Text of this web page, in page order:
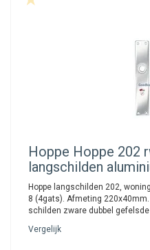
Hoppe Hoppe 202
langschilden
Hoppe langschilden 202,
8 (4gats). Afmeting
schilden zware dubbel
Vergelijk